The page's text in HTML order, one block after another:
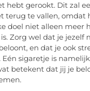
hebt gerookt. Dit zal
terug te vallen, omdat
doel niet alleen meer
Zorg wel dat je jezelf
en dat je ook
Eén sigaretje is
betekent dat jij je